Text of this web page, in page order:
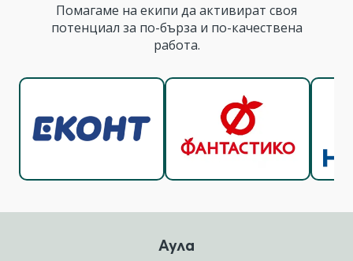
Помагаме на екипи да активират своя
потенциал за по-бърза и по-качествена
работа.
Аула